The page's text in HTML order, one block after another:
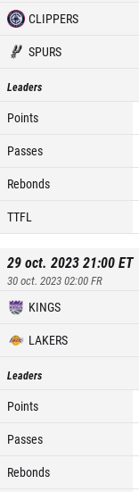
CLIPPERS
SPURS
Leaders
Points
Passes
Rebonds
TTFL
29 oct. 2023 21:00ET
30 oct. 2023 02:00FR
KINGS
LAKERS
Leaders
Points
Passes
Rebonds